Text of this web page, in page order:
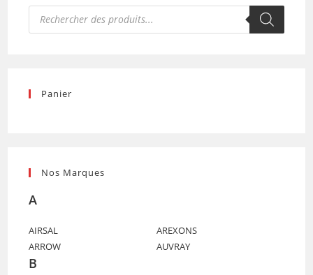
Recherche
produits
Panier
Nos Marques
A
AIRSAL
AREXONS
ARROW
AUVRAY
B